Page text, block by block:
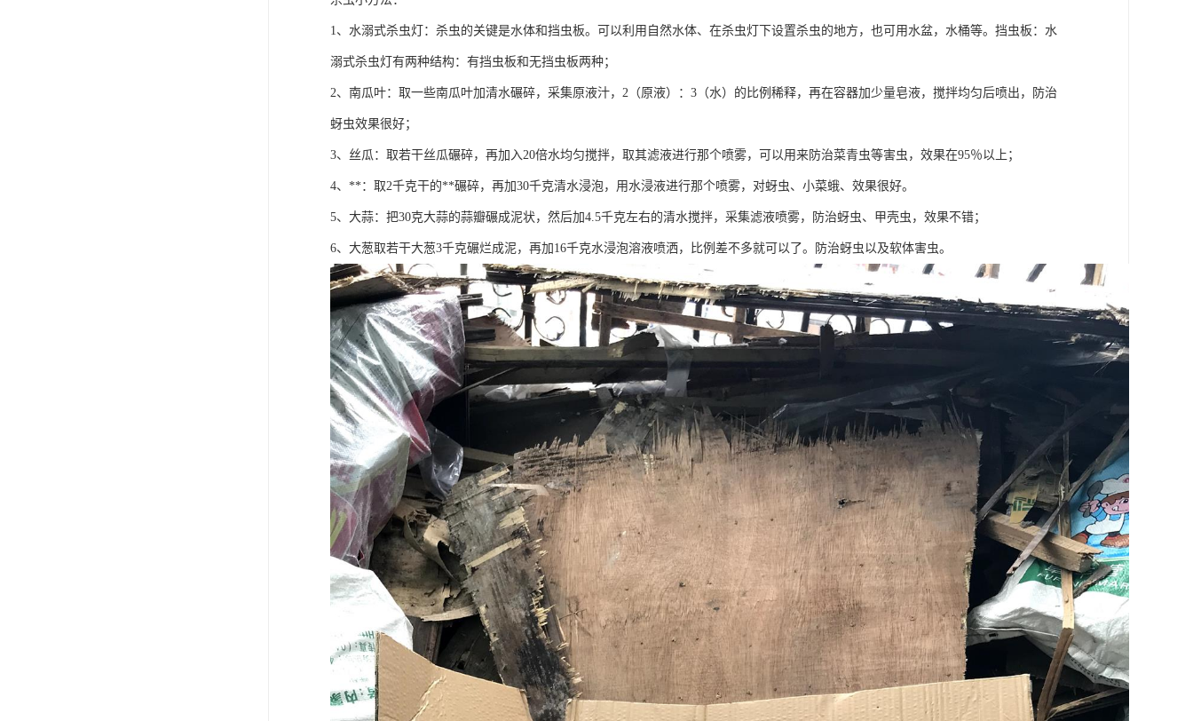
1、水溺式杀虫灯：杀虫的关键是水体和挡虫板。可以利用自然水体、在杀虫灯下设置杀虫的地方，也可用水盆，水桶等。挡虫板：水
溺式杀虫灯有两种结构：有挡虫板和无挡虫板两种；
2、南瓜叶：取一些南瓜叶加清水碾碎，采集原液汁，2（原液）：3（水）的比例稀释，再在容器加少量皂液，搅拌均匀后喷出，防治
蚜虫效果很好；
3、丝瓜：取若干丝瓜碾碎，再加入20倍水均匀搅拌，取其滤液进行那个喷雾，可以用来防治菜青虫等害虫，效果在95％以上；
4、**：取2千克干的**碾碎，再加30千克清水浸泡，用水浸液进行那个喷雾，对蚜虫、小菜蛾、效果很好。
5、大蒜：把30克大蒜的蒜瓣碾成泥状，然后加4.5千克左右的清水搅拌，采集滤液喷雾，防治蚜虫、甲壳虫，效果不错；
6、大葱取若干大葱3千克碾烂成泥，再加16千克水浸泡溶液喷洒，比例差不多就可以了。防治蚜虫以及软体害虫。